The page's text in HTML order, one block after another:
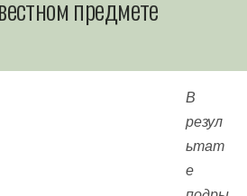
предмете
В
резул
ьтат
е